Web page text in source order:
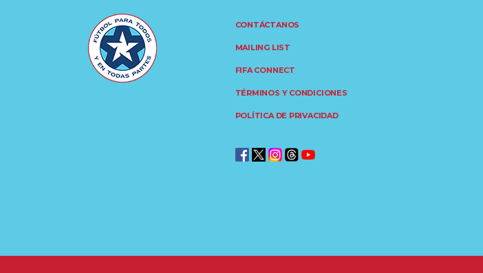
CONTÁCTANOS
MAILING LIST
FIFA CONNECT
TÉRMINOS Y CONDICIONES
POLÍTICA DE PRIVACIDAD